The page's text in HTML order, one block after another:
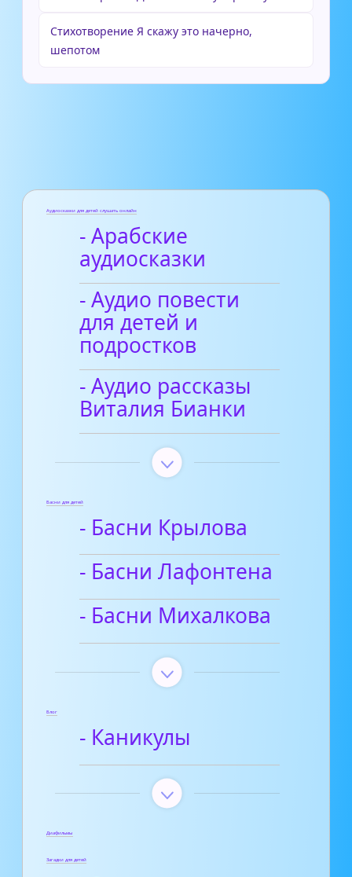
Стихотворение Я скажу это начерно,
шепотом
Аудиосказки для детей слушать онлайн
- Арабские
аудиосказки
- Аудио повести
для детей и
подростков
- Аудио рассказы
Виталия Бианки
Басни для детей
- Басни Крылова
- Басни Лафонтена
- Басни Михалкова
Блог
- Каникулы
Диафильмы
Загадки для детей